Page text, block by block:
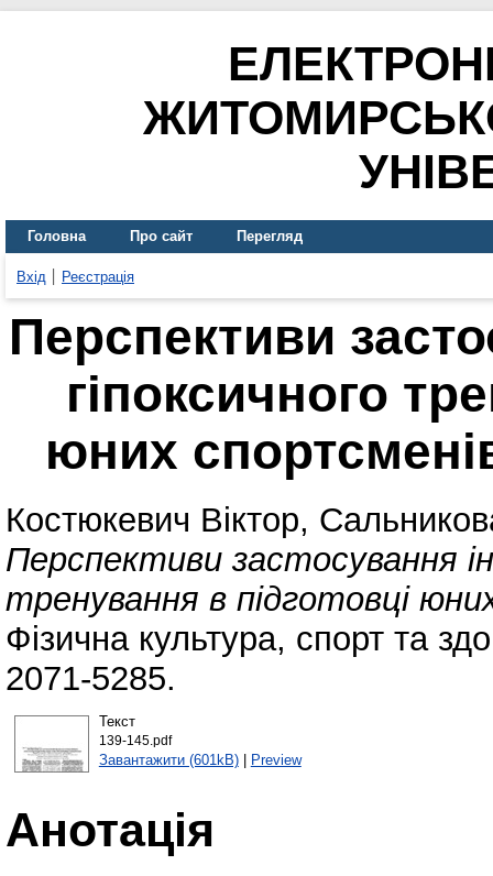
Головна Про сайт Перегляд
Вхід Реєстрація
Перспективи
гіпоксичного
юних
Костюкевич Віктор,
Перспективи застосування
тренування в підготовці
Фізична культура, спорт та
2071-5285.
Текст
139-145.pdf
Завантажити (601kB)| Preview
Анотація